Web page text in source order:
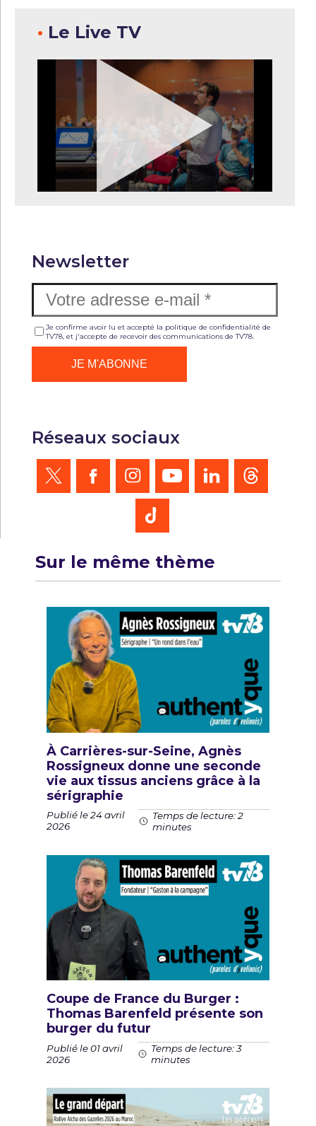
• Le Live TV
Newsletter
Je confirme avoir lu et accepté la politique de confidentialité de
TV78, et j'accepte de recevoir des communications de TV78.
Réseaux sociaux
Sur le même thème
À Carrières-sur-Seine, Agnès
Rossigneux donne une seconde
vie aux tissus anciens grâce à la
sérigraphie
Publié le 24 avril
2026
Temps de lecture: 2
minutes
Coupe de France du Burger :
Thomas Barenfeld présente son
burger du futur
Publié le 01 avril
2026
Temps de lecture: 3
minutes